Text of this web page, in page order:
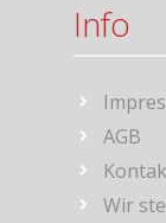
Info
AGB
Wir